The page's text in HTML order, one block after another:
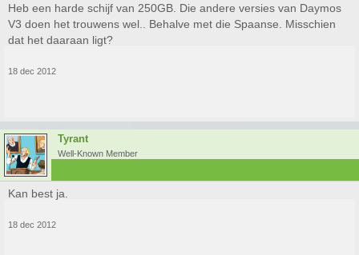
Heb een harde schijf van 250GB. Die andere versies van Daymos
V3 doen het trouwens wel.. Behalve met die Spaanse. Misschien
dat het daaraan ligt?
18 dec 2012
Tyrant
Well-Known Member
Kan best ja.
18 dec 2012